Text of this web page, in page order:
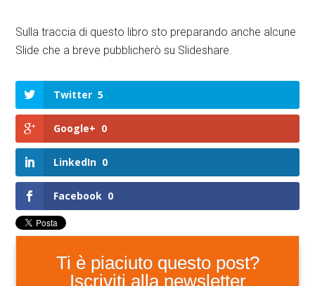
Sulla traccia di questo libro sto preparando anche alcune
Slide che a breve pubblicherò su Slideshare.
Twitter 5
Google+ 0
LinkedIn 0
Facebook 0
Ti è piaciuto questo post?
Iscriviti alla newsletter